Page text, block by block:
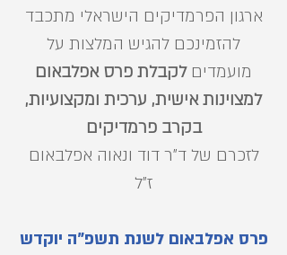
ארגון הפרמדיקים הישראלי מתכבד
להזמינכם להגיש המלצות על
מועמדיםלקבלת פרס אפלבאום
למצוינות אישית, ערכית ומקצועיות,
בקרב פרמדיקים
לזכרם של ד"ר דוד ונאוה אפלבאום
ז"ל
פרס אפלבאום לשנת תשפ"ה יוקדש